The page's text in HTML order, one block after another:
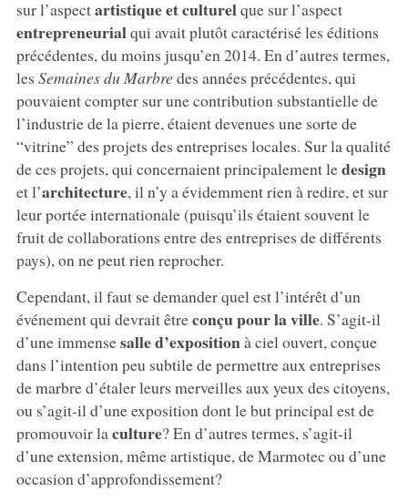
sur l’aspectartistique et culturelque sur l’aspect
entrepreneurialqui avait plutôt caractérisé les éditions
précédentes, du moins jusqu’en 2014. En d’autres termes,
les Semaines du Marbredes années précédentes, qui
pouvaient compter sur une contribution substantielle de
l’industrie de la pierre, étaient devenues une sorte de
“vitrine” des projets des entreprises locales. Sur la qualité
de ces projets, qui concernaient principalement ledesign
et l’architecture, il n’y a évidemment rien à redire, et sur
leur portée internationale (puisqu’ils étaient souvent le
fruit de collaborations entre des entreprises de différents
pays), on ne peut rien reprocher.
Cependant, il faut se demander quel est l’intérêt d’un
événement qui devrait êtreconçu pour la ville. S’agit-il
d’une immensesalle d’expositionà ciel ouvert, conçue
dans l’intention peu subtile de permettre aux entreprises
de marbre d’étaler leurs merveilles aux yeux des citoyens,
ou s’agit-il d’une exposition dont le but principal est de
promouvoir la culture? En d’autres termes, s’agit-il
d’une extension, même artistique, de Marmotec ou d’une
occasion d’approfondissement?